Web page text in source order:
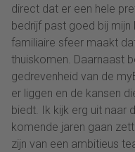
direct dat er een hele
bedrijf past goed bij
familiaire sfeer maakt
thuiskomen. Daarnaast
gedrevenheid van de
er liggen en de kansen
biedt. Ik kijk erg uit naar
komende jaren gaan
zijn van een ambitieus